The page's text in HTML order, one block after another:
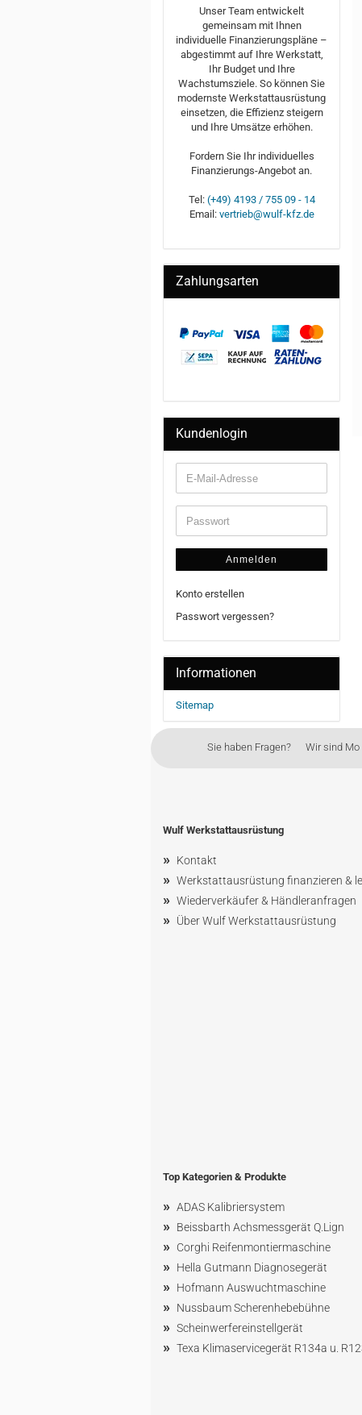
Unser Team entwickelt
gemeinsam mit Ihnen
individuelle Finanzierungspläne –
abgestimmt auf Ihre Werkstatt,
Ihr Budget und Ihre
Wachstumsziele. So können Sie
modernste Werkstattausrüstung
einsetzen, die Effizienz steigern
und Ihre Umsätze erhöhen.
Fordern Sie Ihr individuelles
Finanzierungs-Angebot an.
Tel: (+49) 4193 / 755 09 - 14
Email: vertrieb@wulf-kfz.de
Zahlungsarten
Kundenlogin
Anmelden
Konto erstellen
Passwort vergessen?
Informationen
Sitemap
Sie haben Fragen? Wir sind Mo
Wulf Werkstattausrüstung
» Kontakt
» Werkstattausrüstung finanzieren &
» Wiederverkäufer & Händleranfragen
» Über Wulf Werkstattausrüstung
Top Kategorien & Produkte
» ADAS Kalibriersystem
» Beissbarth Achsmessgerät Q.Lign
» Corghi Reifenmontiermaschine
» Hella Gutmann Diagnosegerät
» Hofmann Auswuchtmaschine
» NussbaumScherenhebebühne
» Scheinwerfereinstellgerät
» Texa Klimaservicegerät R134a u.